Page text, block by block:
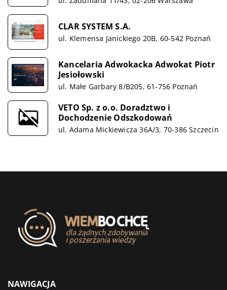
CLAR SYSTEM S.A.
ul. Klemensa Janickiego 20B, 60-542 Poznań
Kancelaria Adwokacka Adwokat Piotr
Jesiołowski
ul. Małe Garbary 8/B205, 61-756 Poznań
VETO Sp. z o.o. Doradztwo i
Dochodzenie Odszkodowań
ul. Adama Mickiewicza 36A/3, 70-386 Szczecin
NAWIGACJA